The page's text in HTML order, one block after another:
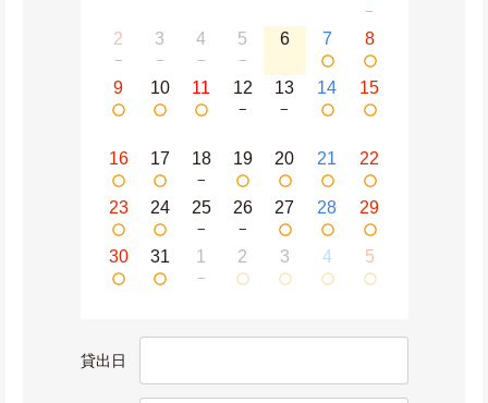
−
2
−
3
−
4
−
5
−
6 7 8
9 10 11 12
−
13
−
14 15
16 17 18
−
19 20 21 22
23 24 25
−
26
−
27 28 29
30 31 1
−
2 3 4 5
貸出日